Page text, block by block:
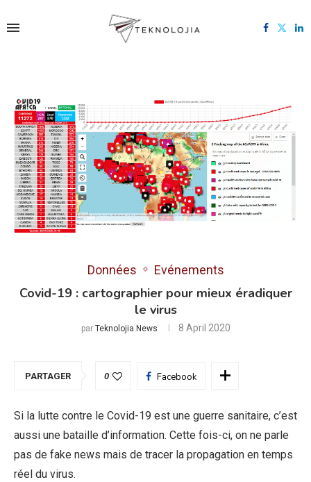
Données Evénements
Covid-19 : cartographier pour mieux éradiquer
le virus
par Teknolojia News 8 April 2020
PARTAGER 0 Facebook
Si la lutte contre le Covid-19 est une guerre sanitaire, c’est
aussi une bataille d’information. Cette fois-ci, on ne parle
pas de fake news mais de tracer la propagation en temps
réel du virus.